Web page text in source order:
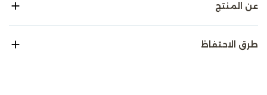
عن المنتج
طرق الاحتفاظ